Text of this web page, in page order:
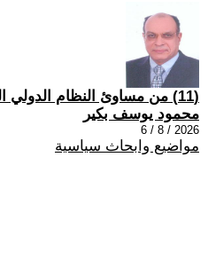
(11) من مساوئ النظام الدولي الجديد٢
محمود يوسف بكير
2026 / 8 / 6
مواضيع وابحاث سياسية